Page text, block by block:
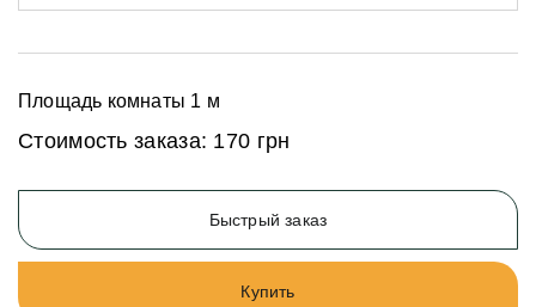
Площадь комнаты 1 м
Стоимость заказа: 170 грн
Быстрый заказ
Купить